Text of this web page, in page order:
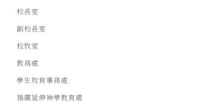
校長室
副校長室
校牧室
教務處
學生牧育事務處
推廣延伸神學教育處